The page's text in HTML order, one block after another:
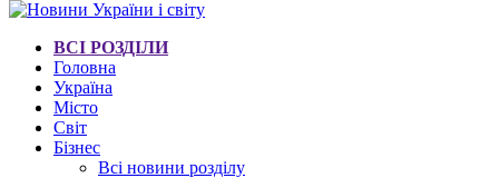
ВСІ РОЗДІЛИ
Головна
Україна
Місто
Світ
Бізнес
Всі новини розділу